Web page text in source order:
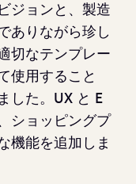
ジョンと、製造
ありながら珍し
切なテンプレー
使用すること
した。UX と E
ショッピングプ
機能を追加しま